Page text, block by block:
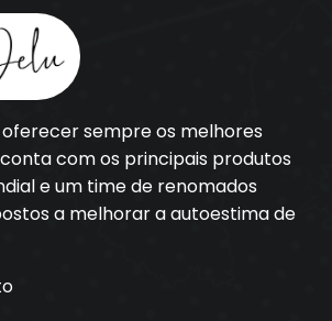
sempre os melhores
com os principais produtos
e um time de renomados
a melhorar a autoestima de